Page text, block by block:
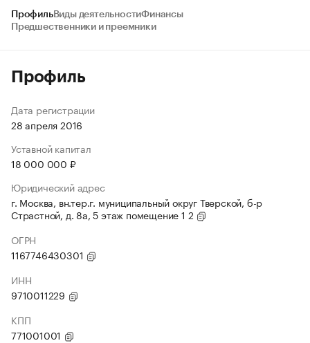
ПрофильВиды деятельностиФинансы
Предшественники и преемники
Профиль
Дата регистрации
28 апреля 2016
Уставной капитал
18 000 000 ₽
Юридический адрес
г. Москва, вн.тер.г. муниципальный округ Тверской, б-р
Страстной, д. 8а, 5 этаж помещение 1 2
ОГРН
1167746430301
ИНН
9710011229
КПП
771001001